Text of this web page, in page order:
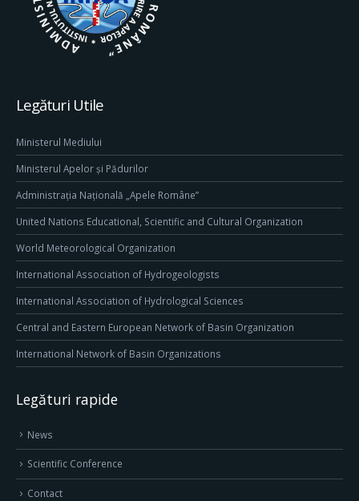
Legături Utile
Ministerul Mediului
Ministerul Apelor și Pădurilor
Administrația Națională „Apele Române”
United Nations Educational, Scientific and Cultural Organization
World Meteorological Organization
International Association of Hydrogeologists
International Association of Hydrological Sciences
Central and Eastern European Network of Basin Organization
International Network of Basin Organizations
Legături rapide
News
Scientific Conference
Contact